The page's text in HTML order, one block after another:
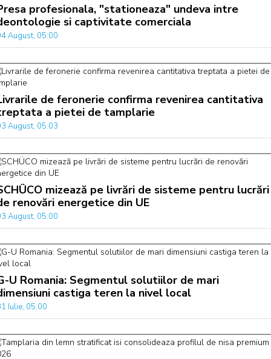
profesionala, "stationeaza" undeva intre
si captivitate comerciala
August, 05:00
de feronerie confirma revenirea cantitativa
a pietei de tamplarie
August, 05:03
mizează pe livrări de sisteme pentru lucrări
renovări energetice din UE
August, 05:00
U Romania: Segmentul solutiilor de mari
castiga teren la nivel local
Iulie, 05:00